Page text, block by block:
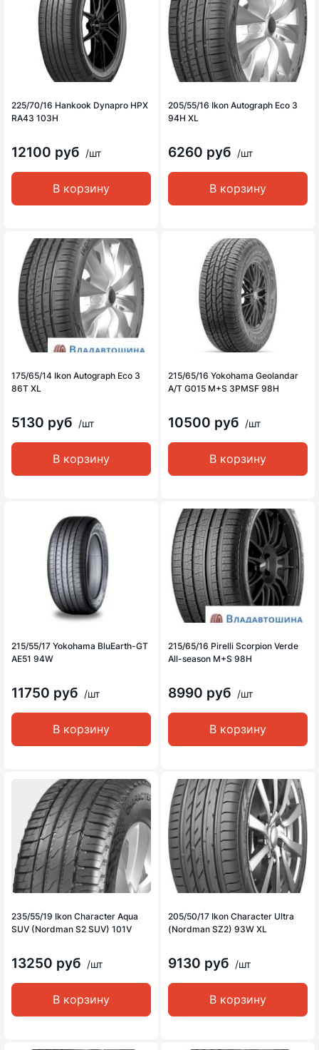
225/70/16 Hankook Dynapro HPX
RA43 103H
12100 руб /шт
В корзину
205/55/16 Ikon Autograph Eco 3
94H XL
6260 руб /шт
В корзину
175/65/14 Ikon Autograph Eco 3
86T XL
5130 руб /шт
В корзину
215/65/16 Yokohama Geolandar
A/T G015 M+S 3PMSF 98H
10500 руб /шт
В корзину
215/55/17 Yokohama BluEarth-GT
AE51 94W
11750 руб /шт
В корзину
215/65/16 Pirelli Scorpion Verde
All-season M+S 98H
8990 руб /шт
В корзину
235/55/19 Ikon Character Aqua
SUV (Nordman S2 SUV) 101V
13250 руб /шт
В корзину
205/50/17 Ikon Character Ultra
(Nordman SZ2) 93W XL
9130 руб /шт
В корзину